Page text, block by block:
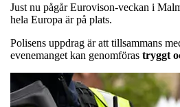
Just nu pågår Eurovison-veckan i
hela Europa är på plats.
Polisens uppdrag är att tillsammans
evenemanget kan genomföras tryggt